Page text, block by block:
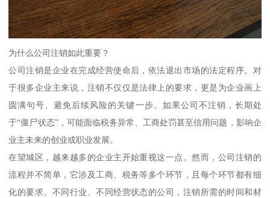
为什么公司注销如此重要？
公司注销是企业在完成经营使命后，依法退出市场的法定程序。对
于很多企业主来说，注销不仅仅是法律上的要求，更是为企业画上
圆满句号、避免后续风险的关键一步。如果公司不注销，长期处
于“僵尸状态”，可能面临税务异常、工商处罚甚至信用问题，影响企
业主未来的创业或职业发展。
在望城区，越来越多的企业主开始重视这一点。然而，公司注销的
流程并不简单，它涉及工商、税务等多个环节，且每个环节都有细
化的要求。不同行业、不同经营状态的公司，注销所需的时间和材